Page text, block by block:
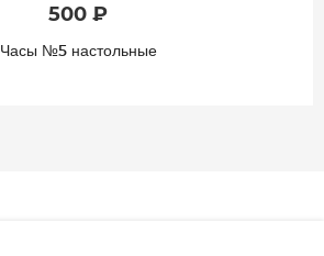
500 ₽
Часы №5 настольные